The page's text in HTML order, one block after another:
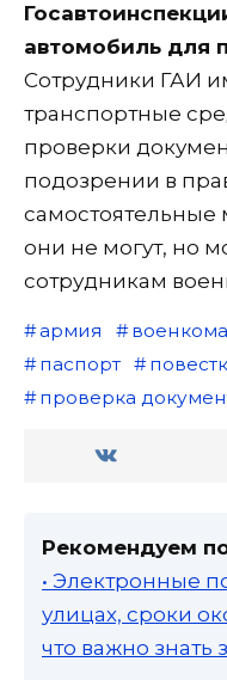
автомобиль для
Сотрудники ГАИ
транспортные
проверки
подозрении в
они не могут, но
сотрудникам
армия
паспорт
проверка
Рекомендуем
• Электронные
улицах, сроки
что важно знать